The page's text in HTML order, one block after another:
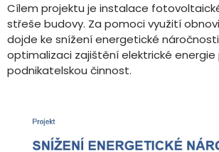
Cílem projektu je instalace
střeše budovy. Za pomoci využití
dojde ke snížení energetické
optimalizaci zajištění elektrické energie
podnikatelskou činnost.